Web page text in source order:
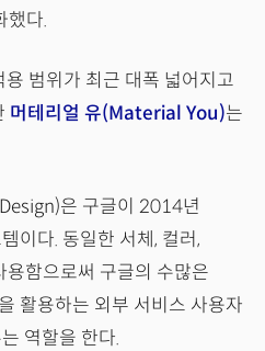
했다.
범위가 최근 대폭 넓어지고
머테리얼 유(Material You)는
은 구글이 2014년
이다. 동일한 서체, 컬러,
함으로써 구글의 수많은
활용하는 외부 서비스 사용자
역할을 한다.